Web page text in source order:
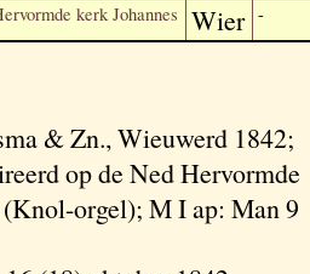
kerk Johannes Wier -
& Zn., Wieuwerd 1842;
op de Ned Hervormde
orgel); M I ap: Man 9